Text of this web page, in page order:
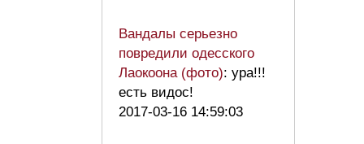
Вандалы серьезно
повредили одесского
Лаокоона (фото): ура!!!
есть видос!
2017-03-16 14:59:03